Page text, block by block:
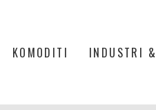
KOMODITI INDUSTRI
PASPOR DI JANTUNG KOTA JAKARTA